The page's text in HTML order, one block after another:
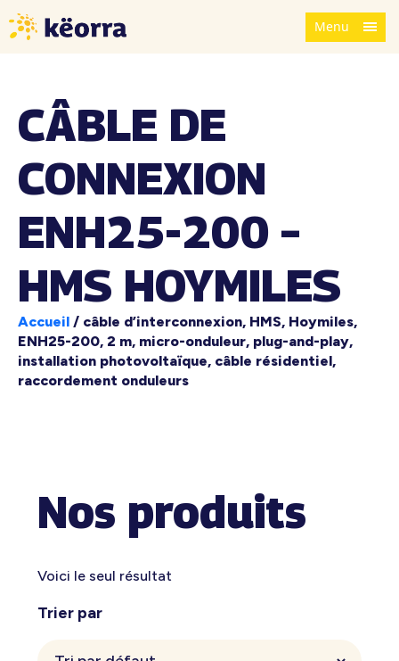
Menu
CÂBLE DE
CONNEXION
ENH25-200 –
HMS HOYMILES
Accueil / câble d’interconnexion, HMS, Hoymiles,
ENH25-200, 2 m, micro-onduleur, plug-and-play,
installation photovoltaïque, câble résidentiel,
raccordement onduleurs
Nos produits
Voici le seul résultat
Trier par